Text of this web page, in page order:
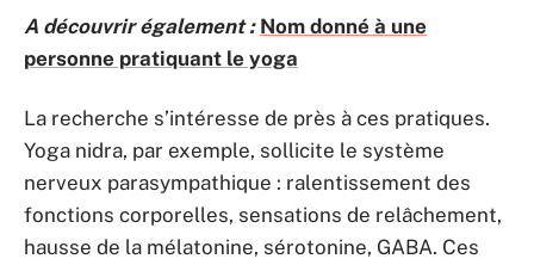
A découvrir également : Nom donné à une
personne pratiquant le yoga
La recherche s’intéresse de près à ces pratiques.
Yoga nidra, par exemple, sollicite le système
nerveux parasympathique : ralentissement des
fonctions corporelles, sensations de relâchement,
hausse de la mélatonine, sérotonine, GABA. Ces